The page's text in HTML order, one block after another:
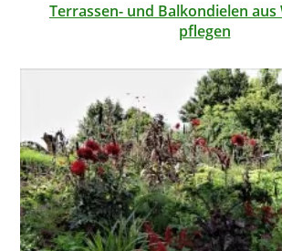
Terrassen- und Balkondielen aus
pflegen